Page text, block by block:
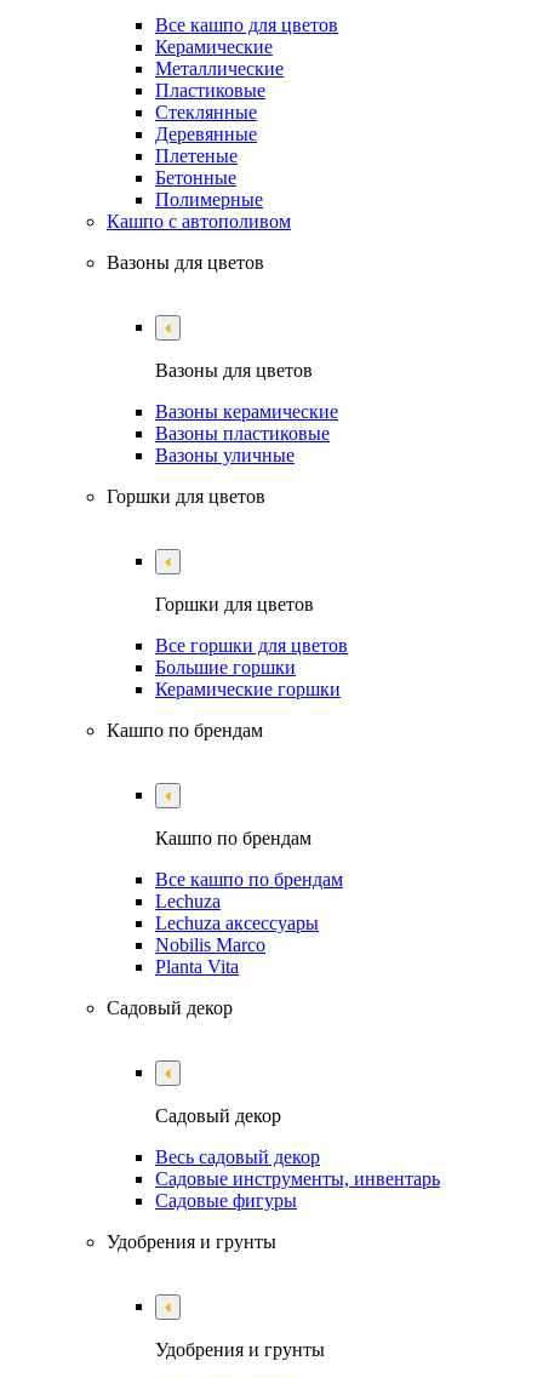
Все кашпо для цветов
Керамические
Металлические
Пластиковые
Стеклянные
Деревянные
Плетеные
Бетонные
Полимерные
Кашпо с автополивом
Вазоны для цветов
Вазоны для цветов
Вазоны керамические
Вазоны пластиковые
Вазоны уличные
Горшки для цветов
Горшки для цветов
Все горшки для цветов
Большие горшки
Керамические горшки
Кашпо по брендам
Кашпо по брендам
Все кашпо по брендам
Lechuza
Lechuza аксессуары
Nobilis Marco
Planta Vita
Садовый декор
Садовый декор
Весь садовый декор
Садовые инструменты, инвентарь
Садовые фигуры
Удобрения и грунты
Удобрения и грунты